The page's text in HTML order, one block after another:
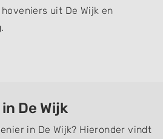
uit De Wijk en
De Wijk
in De Wijk? Hieronder vindt